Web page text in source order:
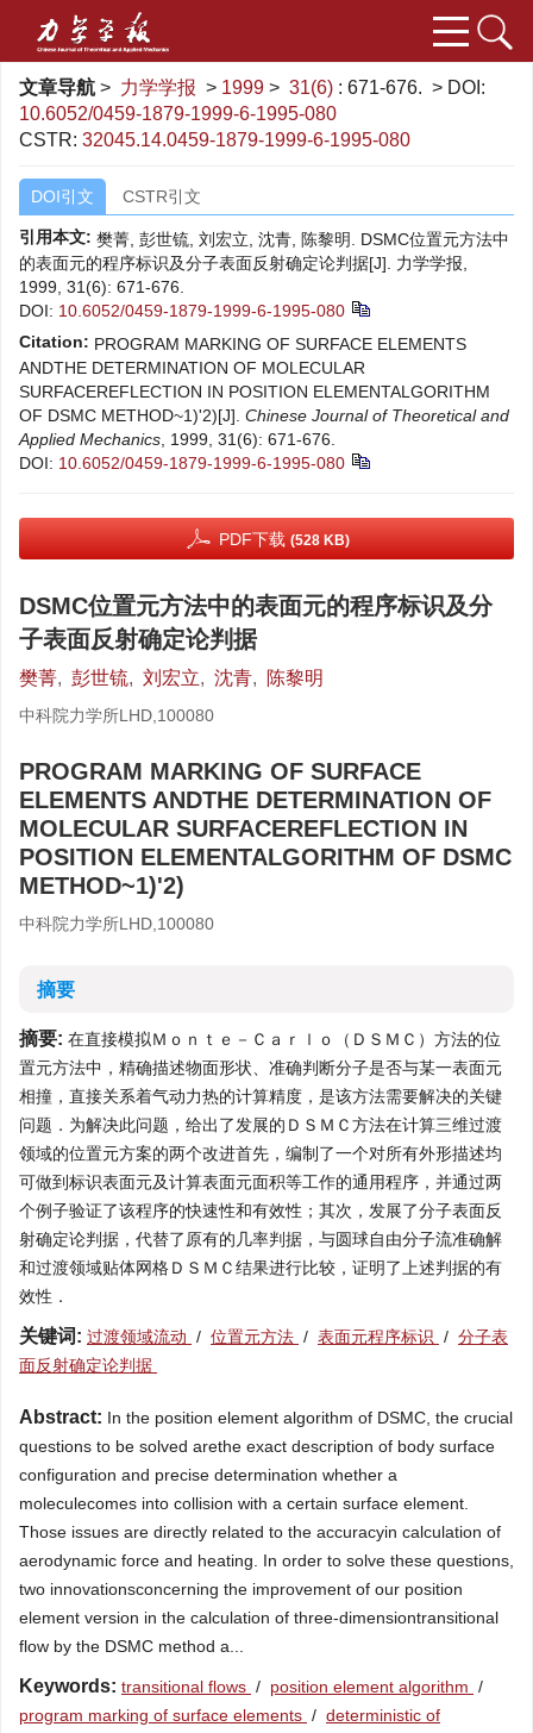
文章导航 > 力学学报 > 1999 > 31(6) : 671-676. > DOI:
10.6052/0459-1879-1999-6-1995-080
CSTR: 32045.14.0459-1879-1999-6-1995-080
DOI引文 CSTR引文
引用本文: 樊菁, 彭世锍, 刘宏立, 沈青, 陈黎明. DSMC位置元方法中
的表面元的程序标识及分子表面反射确定论判据[J]. 力学学报,
1999, 31(6): 671-676.
DOI: 10.6052/0459-1879-1999-6-1995-080
Citation: PROGRAM MARKING OF SURFACE ELEMENTS
ANDTHE DETERMINATION OF MOLECULAR
SURFACEREFLECTION IN POSITION ELEMENTALGORITHM
OF DSMC METHOD~1)'2)[J]. Chinese Journal of Theoretical and
Applied Mechanics , 1999, 31(6): 671-676.
DOI: 10.6052/0459-1879-1999-6-1995-080
PDF下载 (528 KB)
DSMC位置元方法中的表面元的程序标识及分
子表面反射确定论判据
樊菁, 彭世锍, 刘宏立, 沈青, 陈黎明
中科院力学所LHD,100080
PROGRAM MARKING OF SURFACE
ELEMENTS ANDTHE DETERMINATION OF
MOLECULAR SURFACEREFLECTION IN
POSITION ELEMENTALGORITHM OF DSMC
METHOD~1)'2)
中科院力学所LHD,100080
摘要
摘要: 在直接模拟Ｍｏｎｔｅ－Ｃａｒｌｏ（ＤＳＭＣ）方法的位
置元方法中，精确描述物面形状、准确判断分子是否与某一表面元
相撞，直接关系着气动力热的计算精度，是该方法需要解决的关键
问题．为解决此问题，给出了发展的ＤＳＭＣ方法在计算三维过渡
领域的位置元方案的两个改进首先，编制了一个对所有外形描述均
可做到标识表面元及计算表面元面积等工作的通用程序，并通过两
个例子验证了该程序的快速性和有效性；其次，发展了分子表面反
射确定论判据，代替了原有的几率判据，与圆球自由分子流准确解
和过渡领域贴体网格ＤＳＭＣ结果进行比较，证明了上述判据的有
效性．
关键词: 过渡领域流动 / 位置元方法 / 表面元程序标识 / 分子表
面反射确定论判据
Abstract: In the position element algorithm of DSMC, the crucial
questions to be solved arethe exact description of body surface
configuration and precise determination whether a
moleculecomes into collision with a certain surface element.
Those issues are directly related to the accuracyin calculation of
aerodynamic force and heating. In order to solve these questions,
two innovationsconcerning the improvement of our position
element version in the calculation of three-dimensiontransitional
flow by the DSMC method a...
Keywords: transitional flows / position element algorithm /
program marking of surface elements / deterministic of